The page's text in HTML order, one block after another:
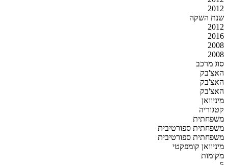
2012
שנת השקה
2012
2016
2008
2008
סוג מרכב
האצ'בק
האצ'בק
האצ'בק
מיניוואן
קטגוריה
משפחתית
משפחתית ספורטיבית
משפחתית ספורטיבית
מיניוואן קומפקטי
מקומות